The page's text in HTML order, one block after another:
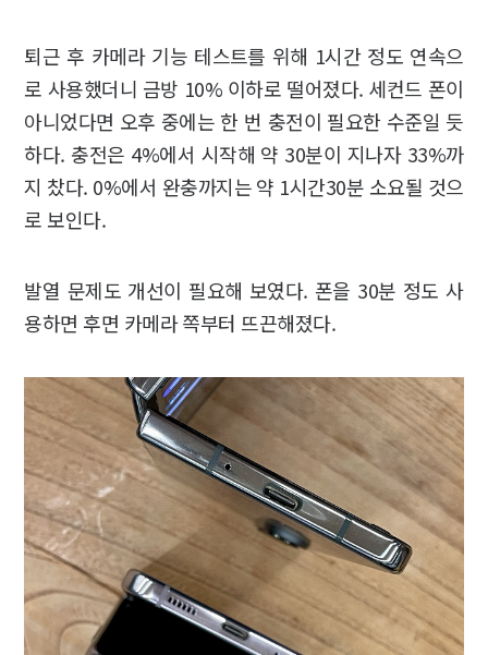
퇴근 후 카메라 기능 테스트를 위해 1시간 정도 연속으
로 사용했더니 금방 10% 이하로 떨어졌다. 세컨드 폰이
아니었다면 오후 중에는 한 번 충전이 필요한 수준일 듯
하다. 충전은 4%에서 시작해 약 30분이 지나자 33%까
지 찼다. 0%에서 완충까지는 약 1시간30분 소요될 것으
로 보인다.
발열 문제도 개선이 필요해 보였다. 폰을 30분 정도 사
용하면 후면 카메라 쪽부터 뜨끈해졌다.